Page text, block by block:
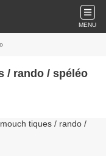
MENU
/ rando / spéléo